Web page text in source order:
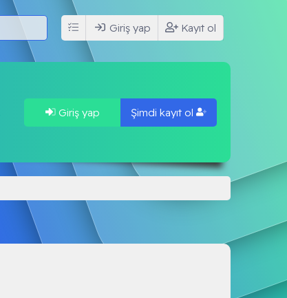
Giriş yap Kayıt ol
Giriş yap Şimdi kayıt ol